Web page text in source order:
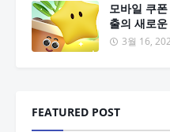
모바일 쿠
출의 새로
3월 16,
FEATURED POST